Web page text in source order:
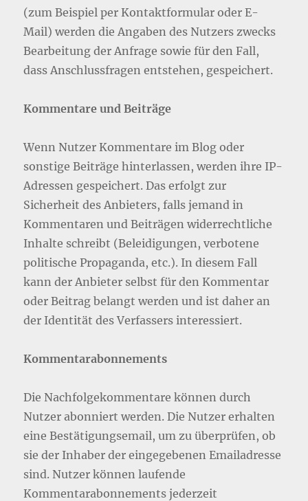
(zum Beispiel per Kontaktformular oder E-
Mail) werden die Angaben des Nutzers zwecks
Bearbeitung der Anfrage sowie für den Fall,
dass Anschlussfragen entstehen, gespeichert.
Kommentare und Beiträge
Wenn Nutzer Kommentare im Blog oder
sonstige Beiträge hinterlassen, werden ihre IP-
Adressen gespeichert. Das erfolgt zur
Sicherheit des Anbieters, falls jemand in
Kommentaren und Beiträgen widerrechtliche
Inhalte schreibt (Beleidigungen, verbotene
politische Propaganda, etc.). In diesem Fall
kann der Anbieter selbst für den Kommentar
oder Beitrag belangt werden und ist daher an
der Identität des Verfassers interessiert.
Kommentarabonnements
Die Nachfolgekommentare können durch
Nutzer abonniert werden. Die Nutzer erhalten
eine Bestätigungsemail, um zu überprüfen, ob
sie der Inhaber der eingegebenen Emailadresse
sind. Nutzer können laufende
Kommentarabonnements jederzeit